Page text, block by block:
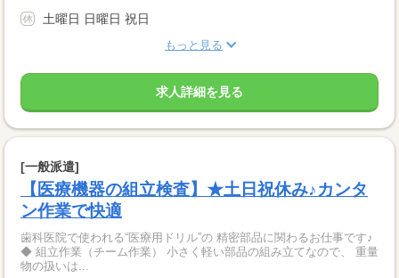
土曜日 日曜日 祝日
もっと見る
求人詳細を見る
[一般派遣]
【医療機器の組立検査】★土日祝休み♪カンタ
ン作業で快適
歯科医院で使われる“医療用ドリル”の 精密部品に関わるお仕事です♪
◆ 組立作業（チーム作業） 小さく軽い部品の組み立てなので、 重量
物の扱いは...